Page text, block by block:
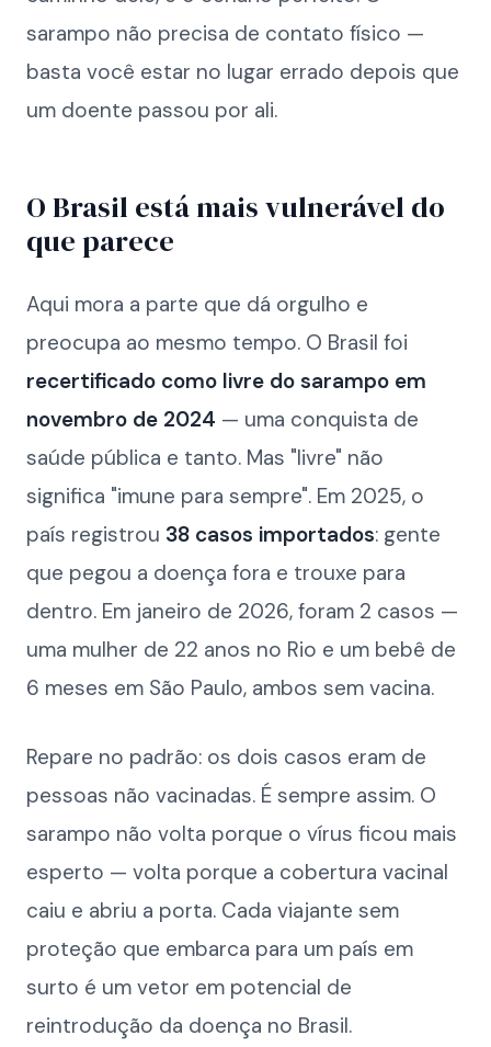
sarampo não precisa de contato físico —
basta você estar no lugar errado depois que
um doente passou por ali.
O Brasil está mais vulnerável do
que parece
Aqui mora a parte que dá orgulho e
preocupa ao mesmo tempo. O Brasil foi
recertificado como livre do sarampo em
novembro de 2024 — uma conquista de
saúde pública e tanto. Mas "livre" não
significa "imune para sempre". Em 2025, o
país registrou 38 casos importados: gente
que pegou a doença fora e trouxe para
dentro. Em janeiro de 2026, foram 2 casos —
uma mulher de 22 anos no Rio e um bebê de
6 meses em São Paulo, ambos sem vacina.
Repare no padrão: os dois casos eram de
pessoas não vacinadas. É sempre assim. O
sarampo não volta porque o vírus ficou mais
esperto — volta porque a cobertura vacinal
caiu e abriu a porta. Cada viajante sem
proteção que embarca para um país em
surto é um vetor em potencial de
reintrodução da doença no Brasil.